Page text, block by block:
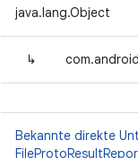
java.lang.Object
↳
Bekannte direkte